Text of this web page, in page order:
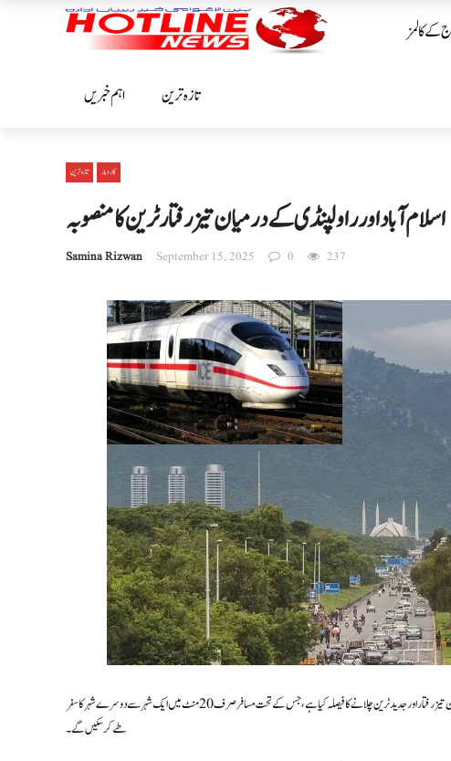
کے کالمز
اہم خبریں تازہ ترین
تازہ ترین کاروبار
اسلام آباداورراولپنڈی کے درمیان تیزرفتار ٹرین کامنصوبہ
Samina Rizwan September 15, 2025 0 237
اسلام آباد اور راولپنڈی کے شہریوں کے لیے خوشخبری! حکومت نے دونوں جڑواں شہروں کے درمیان تیز رفتار اور جدید ٹرین چلانے کا فیصلہ کیا ہے، جس کے تحت مسافر صرف 20 منٹ میں ایک شہر سے دوسرے شہر کا سفر
طے کر سکیں گے۔